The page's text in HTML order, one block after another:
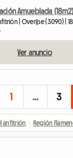
| Overijse (3090) |
Ver anuncio
1 … 3
anfitrión › Región